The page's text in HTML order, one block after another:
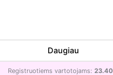
Daugiau
Registruotiems vartotojams: 23.40